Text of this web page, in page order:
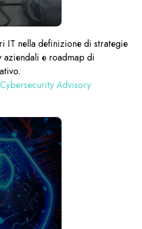
IT nella definizione di strategie
e roadmap di
Advisory